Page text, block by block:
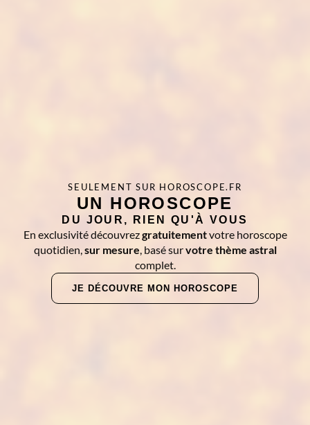
SEULEMENT SUR HOROSCOPE.FR
UN HOROSCOPE
DU JOUR, RIEN QU'À VOUS
En exclusivité découvrezgratuitementvotre horoscope
quotidien,sur mesure, basé survotre thème astral
complet.
JE DÉCOUVRE MON HOROSCOPE